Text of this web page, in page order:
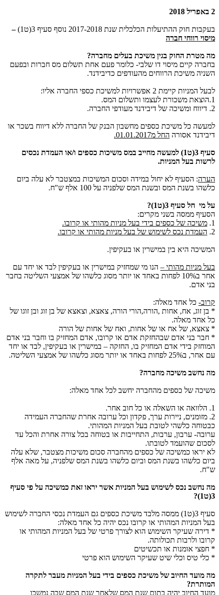
2 באפריל 2018
בעקבות חוק ההתיעלות הכלכלית שנת 2017-2018 נוסף סעיף 3(ט1)
–
מיסוי רווחי חברה
מה מטרת החוק בגין משיכת בעלים מחברה?
בחברה קיים מיסוי דו שלבי- כלומר פעם אחת תשלום מס חברות ובפעם
השניה משיכת הרווחים מהעודפים כדיבידנד.
לבעל המניות קיימת 2 אפשרויות למשיכת כספי החברה אליו:
1.הוצאת משכורת לעצמו ותשלום המס.
2. דיווח ומשיכה של דיבידנד מעודפי החברה.
למעשה כל משיכת כספים מחשבון הבנק של החברה ללא דיווח בשכר או
דיבידנד אסורה החל מ01.01.2017.
סעיף 3(ט1) למעשה מחייב במס משיכות כספים ו/או העמדת נכסים
לרשות בעל המניות.
הערה: הסעיף לא יחול במידה וסכום המשיכות במצטבר לא עלה ביום
כלשהו בשנת המס ובשנת המס שלפניה על 100 אלף ש"ח.
על מי חל סעיף 3(ט1)?
הסעיף ממסה בשני מקרים:
1. משיכה של כספים בידי בעל מניות מהותי או קרובו.
2. העמדת נכס לשימוש של בעל מניות מהותי או קרובו.
המשיכה היא בין במישרין או בעקיפין.
בעל מניות מהותי – הנו מי שמחזיק במישרין או בעקיפין לבד או יחד עם
אחר ב10% לפחות באחד או יותר מסוג כלשהו של אמצעי השליטה בחבר
בני אדם.
קרוב- כל אחד מאלה:
* בן זוג, אח, אחות ,הורה,הורי הורה, צאצא, וצאצא של בן זוג ובן זוגו של
כל אחד מאלה.
* צאצא, של אח או של אחות, ואח של אחות של הורה
* חבר בני אדם שבהחזקת אדם או קרובו, אדם המחזיק בו וחבר בני אדם
המוחזק בידי אדם המחזיק בו, החזקה – במישרין או בעקיפין, לבד או יחד
עם אחר, ב25% לפחות באחד או יותר מסוג כלשהו של אמצעי השליטה.
מה נחשב משיכה מחברה?
משיכה של כספים מהחברה יחשב לכל אחד מאלה:
1. הלוואה או השאלה או כל חוב אחר.
2. מזומנים, ניירות ערך, פקדון וכל ערובה אחרת שהחברה העמידה
כבטוחה כלשהי לטובת בעל המניות המהותי.
ערובה- ערבון, ערבות, התחייבות או בטוחה בכל צורה אחרת והכל עד
לסכום שהועמד לטובתו.
לא יראו כמשיכה של כספים מהחברה סכום משיכות מצטבר, שלא עלה
ביום כלשהו בשנת המס וביום כלשהו בשנת המס שלפניה, על מאה אלף
ש"ח.
מה נחשב נכס לשימוש בעל המניות אשר יראו זאת כמשיכה על פי סעיף
3(ט1)?
סעיף 3(ט1) ממסה מלבד משיכת כספים גם העמדת נכסי החברה לשימוש
בעל המניות המהותי או קרובו נכס יהיה כל אחד מאלה:
* דירה שעיקר השימוש הוא לצורך פרטי של בעל המניות המהותי או
קרובו ולרבות תכולותה.
* חפצי אומנות או תכשיטים
* כלי טיס וכלי שיט שעיקר השימוש הוא פרטי
מה מועד החיוב של משיכת כספים בידי בעל המניות מעבר לתקרה
המותרת?
מועד החיוב יהיה בתום שנת המס שלאחר שנת המס שבה נמשכו